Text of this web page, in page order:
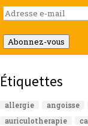
Adresse
e-
mail
Abonnez-vous
Étiquettes
allergie angoisse
auriculotherapie